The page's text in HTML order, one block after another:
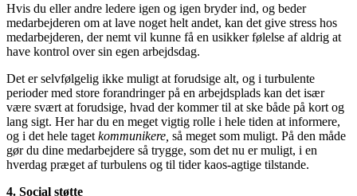
Hvis du eller andre ledere igen og igen bryder ind, og beder
medarbejderen om at lave noget helt andet, kan det give stress hos
medarbejderen, der nemt vil kunne få en usikker følelse af aldrig at
have kontrol over sin egen arbejdsdag.
Det er selvfølgelig ikke muligt at forudsige alt, og i turbulente
perioder med store forandringer på en arbejdsplads kan det især
være svært at forudsige, hvad der kommer til at ske både på kort og
lang sigt. Her har du en meget vigtig rolle i hele tiden at informere,
og i det hele taget kommunikere, så meget som muligt. På den måde
gør du dine medarbejdere så trygge, som det nu er muligt, i en
hverdag præget af turbulens og til tider kaos-agtige tilstande.
4. Social støtte